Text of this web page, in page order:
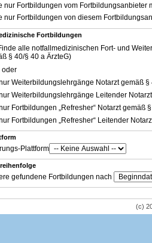
nur Fortbildungen vom Fortbildungsanbieter
nur Fortbildungen von diesem
Fortbildungen
alle notfallmedizinischen Fort- und
§ 40/§ 40 a ÄrzteG)
oder
Weiterbildungslehrgänge Notarzt gemäß §
Weiterbildungslehrgänge Leitender
Fortbildungen „Refresher“ Notarzt gemäß
Fortbildungen „Refresher“ Leitender
Plattform
gefundene Fortbildungen nach
(c)